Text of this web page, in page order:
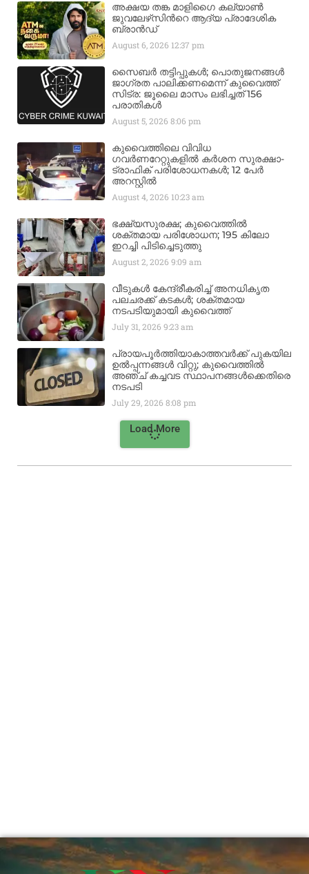
അക്ഷയ തങ്ക മാളിഗൈ കല്യാണ്‍
ജുവലേഴ്‌സിന്‍റെ ആദ്യ പ്രാദേശിക
ബ്രാന്‍ഡ്
August 6, 2026 12:37 pm
സൈബർ തട്ടിപ്പുകൾ; പൊതുജനങ്ങൾ
ജാഗ്രത പാലിക്കണമെന്ന് കുവൈത്ത്
സിട്ര: ജൂലൈ മാസം ലഭിച്ചത് 156
പരാതികൾ
August 5, 20268:06 pm
കുവൈത്തിലെ വിവിധ
ഗവർണറേറ്റുകളിൽ കർശന സുരക്ഷാ-
ട്രാഫിക് പരിശോധനകൾ; 12 പേർ
അറസ്റ്റിൽ
August 4, 2026 10:23 am
ഭക്ഷ്യസുരക്ഷ; കുവൈത്തിൽ
ശക്തമായ പരിശോധന; 195 കിലോ
ഇറച്ചി പിടിച്ചെടുത്തു
August 2, 20269:09 am
വീടുകൾ കേന്ദ്രീകരിച്ച് അനധികൃത
പലചരക്ക് കടകൾ; ശക്തമായ
നടപടിയുമായി കുവൈത്ത്
July 31, 20269:23 am
പ്രായപൂർത്തിയാകാത്തവർക്ക് പുകയില
ഉൽപ്പന്നങ്ങൾ വിറ്റു; കുവൈത്തിൽ
അഞ്ച് കച്ചവട സ്ഥാപനങ്ങൾക്കെതിരെ
നടപടി
July 29, 20268:08 pm
Load More